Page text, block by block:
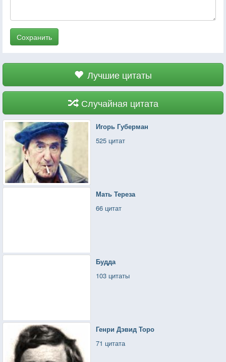
Сохранить
Лучшие цитаты
Случайная цитата
Игорь Губерман
525 цитат
Мать Тереза
66 цитат
Будда
103 цитаты
Генри Дэвид Торо
71 цитата